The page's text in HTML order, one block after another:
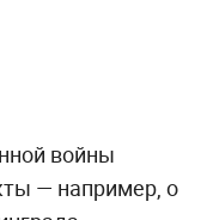
войны
— например, о